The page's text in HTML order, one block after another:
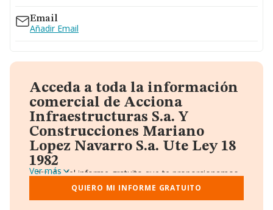
Email
Añadir Email
Acceda a toda la información
comercial de Acciona
Infraestructuras S.a. Y
Construcciones Mariano
Lopez Navarro S.a. Ute Ley 18
1982
A través del informe gratuito que te proporcionamos
desde Einforma, donde vas a encontrar:
Datos identificativos: Denominación, CIF,
Teléfono, Domicilio.
Ver más
QUIERO MI INFORME GRATUITO